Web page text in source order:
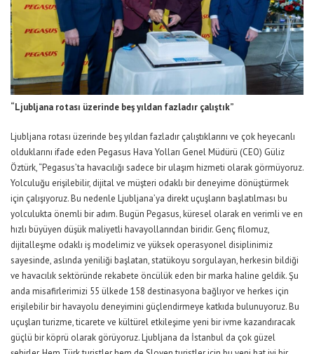
“Ljubljana rotası üzerinde beş yıldan fazladır çalıştık”
Ljubljana rotası üzerinde beş yıldan fazladır çalıştıklarını ve çok heyecanlı
olduklarını ifade eden Pegasus Hava Yolları Genel Müdürü (CEO) Güliz
Öztürk,“Pegasus’ta havacılığı sadece bir ulaşım hizmeti olarak görmüyoruz.
Yolculuğu erişilebilir, dijital ve müşteri odaklı bir deneyime dönüştürmek
için çalışıyoruz. Bu nedenle Ljubljana’ya direkt uçuşların başlatılması bu
yolculukta önemli bir adım. Bugün Pegasus, küresel olarak en verimli ve en
hızlı büyüyen düşük maliyetli havayollarından biridir. Genç filomuz,
dijitalleşme odaklı iş modelimiz ve yüksek operasyonel disiplinimiz
sayesinde, aslında yeniliği başlatan, statükoyu sorgulayan,herkesin bildiği
ve havacılık sektöründe rekabete öncülük eden bir marka haline geldik. Şu
anda misafirlerimizi 55 ülkede 158 destinasyona bağlıyor ve herkes için
erişilebilir bir havayolu deneyimini güçlendirmeye katkıda bulunuyoruz.Bu
uçuşları turizme, ticarete ve kültürel etkileşime yeni bir ivme kazandıracak
güçlü bir köprü olarak görüyoruz. Ljubljana da İstanbul da çok güzel